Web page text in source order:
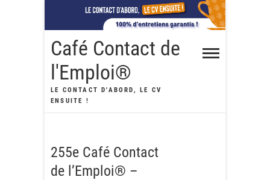
content
Café Contact de
l'Emploi®
LE CONTACT D'ABORD, LE CV
ENSUITE !
255e Café Contact
de l’Emploi® –